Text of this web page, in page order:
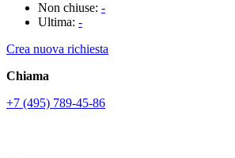
Non chiuse: -
Ultima: -
Crea nuova richiesta
Chiama
+7 (495) 789-45-86